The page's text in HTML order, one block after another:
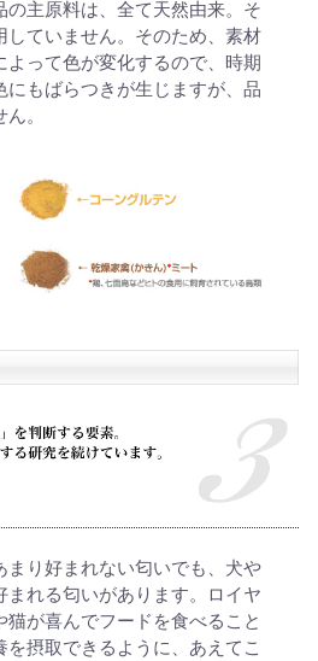
の主原料は、全て天然由来。そ
していません。そのため、素材
よって色が変化するので、時期
にもばらつきが生じますが、品
。
まり好まれない匂いでも、犬や
まれる匂いがあります。ロイヤ
猫が喜んでフードを食べること
を摂取できるように、あえてこ